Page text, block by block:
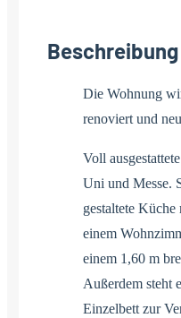
Beschreibung
Die Wohnung
renoviert und
Voll
Uni und Messe.
gestaltete
einem
einem 1,60 m
Außerdem steht
Einzelbett zur